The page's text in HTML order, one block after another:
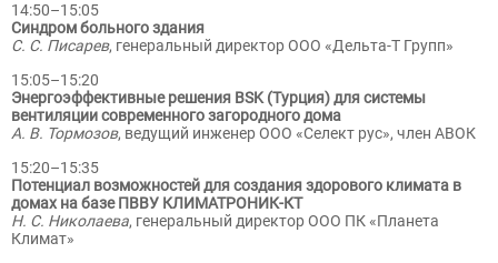
14:50–15:05
Синдром больного здания
С. С. Писарев, генеральный директор ООО «Дельта-Т Групп»
15:05–15:20
Энергоэффективные решения BSK (Турция) для системы
вентиляции современного загородного дома
А. В. Тормозов, ведущий инженер ООО «Селект рус», член АВОК
15:20–15:35
Потенциал возможностей для создания здорового климата в
домах на базе ПВВУ КЛИМАТРОНИК-КТ
Н. С. Николаева, генеральный директор ООО ПК «Планета
Климат»